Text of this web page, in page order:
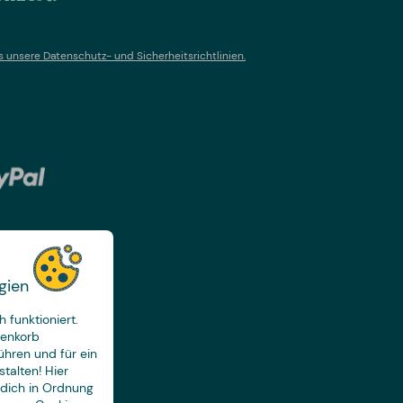
funktioniert.
und für ein
Hier
in Ordnung
unsere Datenschutz- und Sicherheitsrichtlinien.